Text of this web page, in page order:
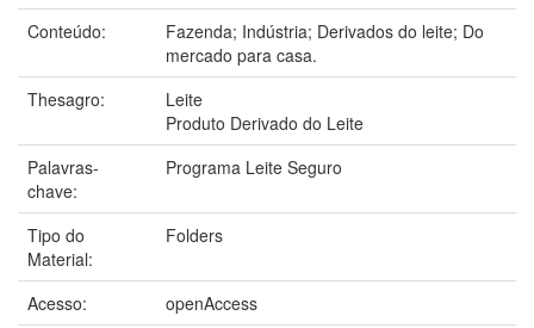
Conteúdo:
Fazenda; Indústria; Derivados do leite; Do
mercado para casa.
Thesagro:
Leite
Produto Derivado do Leite
Palavras-
chave:
Programa Leite Seguro
Tipo do
Material:
Folders
Acesso:
openAccess